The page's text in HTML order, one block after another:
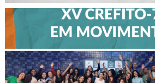
CREFITO-7 EM
FORTALECE